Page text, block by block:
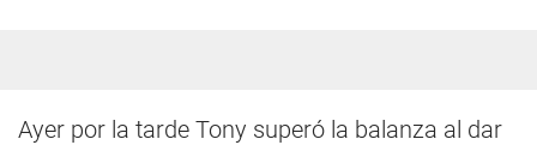
Ayer por la tarde Tony superó la balanza al dar